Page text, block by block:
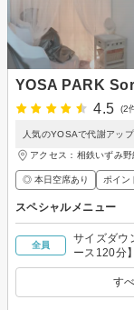
YOSA PARK
4.5
(2
人気のYOSAで代謝アッ
アクセス：相鉄いずみ
◎ 本日空席あり ポイン
スペシャルメニュー
全員
サイズダウ
ース120分】
す